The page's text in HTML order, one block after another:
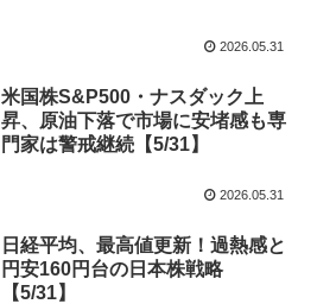
2026.05.31
米国株S&P500・ナスダック上
昇、原油下落で市場に安堵感も専
門家は警戒継続【5/31】
2026.05.31
日経平均、最高値更新！過熱感と
円安160円台の日本株戦略
【5/31】